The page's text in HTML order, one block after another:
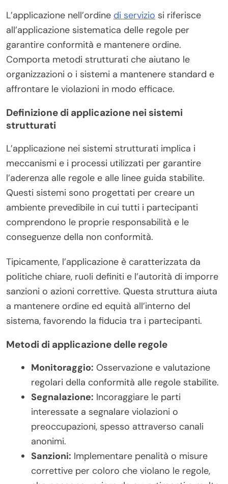
L’applicazione nell’ordine di servizio si riferisce
all’applicazione sistematica delle regole per
garantire conformità e mantenere ordine.
Comporta metodi strutturati che aiutano le
organizzazioni o i sistemi a mantenere standard e
affrontare le violazioni in modo efficace.
Definizione di applicazione nei sistemi
strutturati
L’applicazione nei sistemi strutturati implica i
meccanismi e i processi utilizzati per garantire
l’aderenza alle regole e alle linee guida stabilite.
Questi sistemi sono progettati per creare un
ambiente prevedibile in cui tutti i partecipanti
comprendono le proprie responsabilità e le
conseguenze della non conformità.
Tipicamente, l’applicazione è caratterizzata da
politiche chiare, ruoli definiti e l’autorità di imporre
sanzioni o azioni correttive. Questa struttura aiuta
a mantenere ordine ed equità all’interno del
sistema, favorendo la fiducia tra i partecipanti.
Metodi di applicazione delle regole
Monitoraggio: Osservazione e valutazione
regolari della conformità alle regole stabilite.
Segnalazione: Incoraggiare le parti
interessate a segnalare violazioni o
preoccupazioni, spesso attraverso canali
anonimi.
Sanzioni: Implementare penalità o misure
correttive per coloro che violano le regole,